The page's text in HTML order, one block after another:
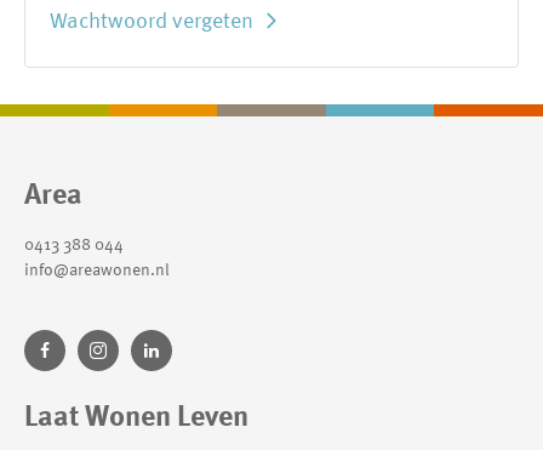
Wachtwoord vergeten
Contactinformatie
Area
0413 388 044
info@areawonen.nl
Laat Wonen Leven